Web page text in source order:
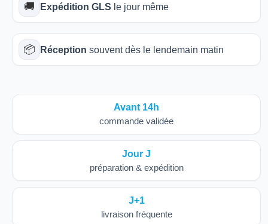
🚚 Expédition GLS le jour même
📦 Réception souvent dès le lendemain matin
Avant 14h
commande validée
Jour J
préparation & expédition
J+1
livraison fréquente